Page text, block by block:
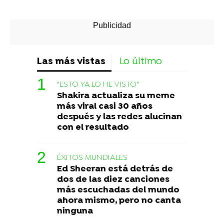
Las más vistas Lo último
"ESTO YA LO HE VISTO"
Shakira actualiza su meme
más viral casi 30 años
después y las redes alucinan
con el resultado
ÉXITOS MUNDIALES
Ed Sheeran está detrás de
dos de las diez canciones
más escuchadas del mundo
ahora mismo, pero no canta
ninguna